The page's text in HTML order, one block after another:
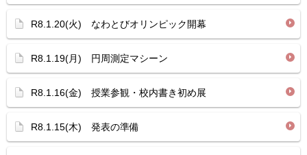
R8.1.20(火) なわとびオリンピック開幕
R8.1.19(月) 円周測定マシーン
R8.1.16(金) 授業参観・校内書き初め展
R8.1.15(木) 発表の準備